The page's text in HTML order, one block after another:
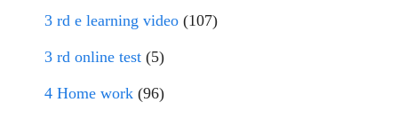
3 rd e learning video (107)
3 rd online test (5)
4 Home work (96)